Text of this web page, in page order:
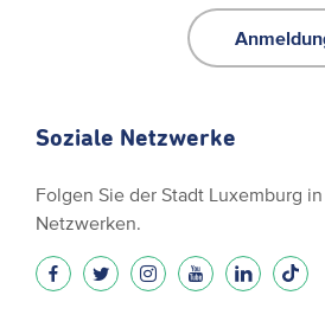
Soziale Netzwerke
Folgen Sie der Stadt Luxemburg
Netzwerken.